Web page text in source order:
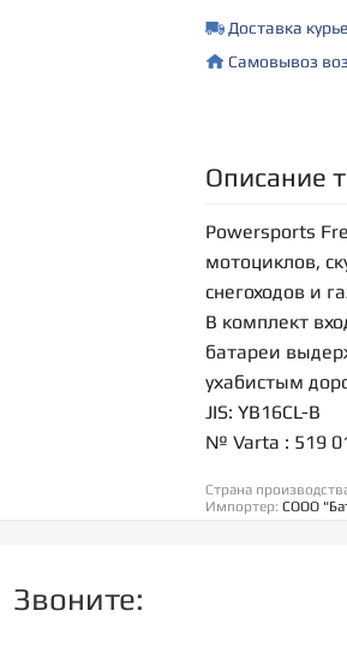
Доставка
Самовывоз
Описание
Powersports
мотоциклов,
снегоходов и
В комплект
батареи
ухабистым
JIS: YB16CL-B
№ Varta : 519
Страна
Импортер: СООО
Звоните: